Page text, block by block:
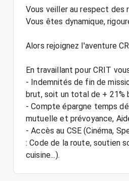
Vous veiller au respect des
Vous êtes dynamique,
Alors rejoignez l'aventure
En travaillant pour CRIT
- Indemnités de fin de
brut, soit un total de + 21%
- Compte épargne temps
mutuelle et prévoyance,
- Accès au CSE (Cinéma,
: Code de la route, soutien